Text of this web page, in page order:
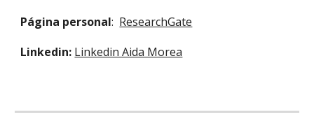
Página personal: ResearchGate
Linkedin: Linkedin Aida Morea